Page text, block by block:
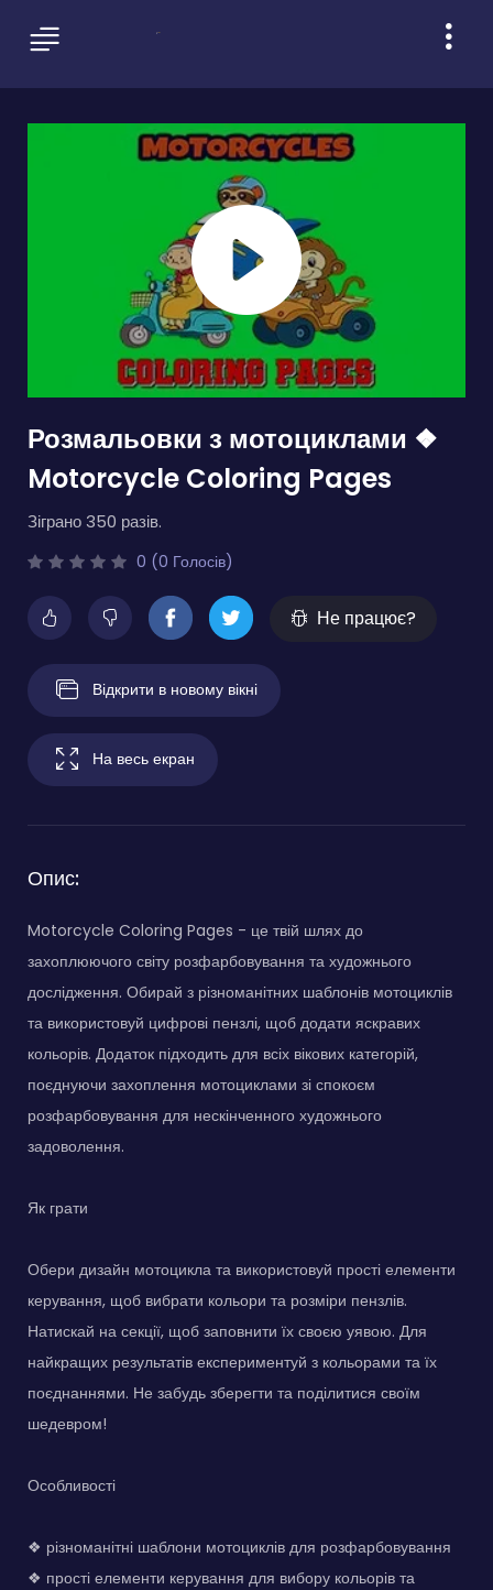
Розмальовки з мотоциклами ❖
Motorcycle Coloring Pages
Зіграно 350 разів.
0 (0 Голосів)
Не працює?
Відкрити в новому вікні
На весь екран
Опис:
Motorcycle Coloring Pages - це твій шлях до
захоплюючого світу розфарбовування та художнього
дослідження. Обирай з різноманітних шаблонів мотоциклів
та використовуй цифрові пензлі, щоб додати яскравих
кольорів. Додаток підходить для всіх вікових категорій,
поєднуючи захоплення мотоциклами зі спокоєм
розфарбовування для нескінченного художнього
задоволення.
Як грати
Обери дизайн мотоцикла та використовуй прості елементи
керування, щоб вибрати кольори та розміри пензлів.
Натискай на секції, щоб заповнити їх своєю уявою. Для
найкращих результатів експериментуй з кольорами та їх
поєднаннями. Не забудь зберегти та поділитися своїм
шедевром!
Особливості
❖ різноманітні шаблони мотоциклів для розфарбовування
❖ прості елементи керування для вибору кольорів та